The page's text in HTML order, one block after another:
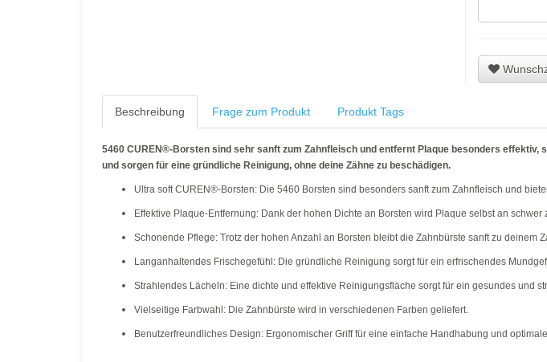
Beschreibung Frage zum Produkt Produkt Tags
5460 CUREN®-Borsten sind sehr sanft zum Zahnfleisch und entfernt Plaque besonders
und sorgen für eine gründliche Reinigung, ohne deine Zähne zu beschädigen.
Ultra soft CUREN®-Borsten: Die 5460 Borsten sind besonders sanft zum Zahnfleisch und
Effektive Plaque-Entfernung: Dank der hohen Dichte an Borsten wird Plaque selbst an
Schonende Pflege: Trotz der hohen Anzahl an Borsten bleibt die Zahnbürste sanft zu deinem
Langanhaltendes Frischegefühl: Die gründliche Reinigung sorgt für ein erfrischendes
Strahlendes Lächeln: Eine dichte und effektive Reinigungsfläche sorgt für ein gesundes und
Vielseitige Farbwahl: Die Zahnbürste wird in verschiedenen Farben geliefert.
Benutzerfreundliches Design: Ergonomischer Griff für eine einfache Handhabung und